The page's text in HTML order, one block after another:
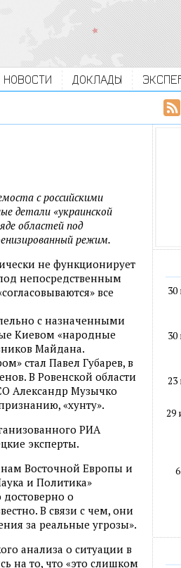
НОВОСТИ ДОКЛАДЫ
с российскими
детали «украинской
областей под
режим.
не функционирует
непосредственным
все
с назначенными
Киевом «народные
Майдана.
стал Павел Губарев, в
В Ровенской области
Александр Музычко
«хунту».
РИА
эксперты.
Восточной Европы и
и Политика»
о
В связи с чем, они
за реальные угрозы».
анализа о ситуации в
на то, что «это слишком
30
30
23
29